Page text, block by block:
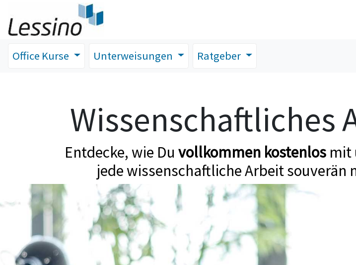
Office Kurse Unterweisungen Ratgeber
Wissenschaftliches
Entdecke, wie Du vollkommen kostenlos mit
jede wissenschaftliche Arbeit